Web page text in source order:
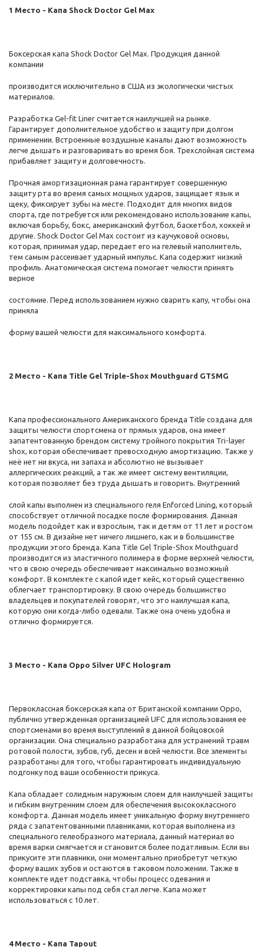
1 Место - Капа Shock Doctor Gel Max
Боксерская капа Shock Doctor Gel Max. Продукция данной
компании
производится исключительно в США из экологически чистых
материалов.
Разработка Gel-fit Liner считается наилучшей на рынке.
Гарантирует дополнительное удобство и защиту при долгом
применении. Встроенные воздушные каналы дают возможность
легче дышать и разговаривать во время боя. Трехслойная система
прибавляет защиту и долговечность.
Прочная амортизационная рама гарантирует совершенную
защиту рта во время самых мощных ударов, защищает язык и
щеку, фиксирует зубы на месте. Подходит для многих видов
спорта, где потребуется или рекомендовано использование капы,
включая борьбу, бокс, американский футбол, баскетбол, хоккей и
другие. Shock Doctor Gel Max состоит из каучуковой основы,
которая, принимая удар, передает его на гелевый наполнитель,
тем самым рассеивает ударный импульс. Капа содержит низкий
профиль. Анатомическая система помогает челюсти принять
верное
состояние. Перед использованием нужно сварить капу, чтобы она
приняла
форму вашей челюсти для максимального комфорта.
2 Место - Капа Title Gel Triple-Shox Mouthguard GTSMG
Капа профессионального Американского бренда Title создана для
защиты челюсти спортсмена от прямых ударов, она имеет
запатентованную брендом систему тройного покрытия Tri-layer
shox, которая обеспечивает превосходную амортизацию. Также у
неё нет ни вкуса, ни запаха и абсолютно не вызывает
аллергических реакций, а так же имеет систему вентиляции,
которая позволяет без труда дышать и говорить. Внутренний
слой капы выполнен из специального геля Enforced Lining, который
способствует отличной посадке после формирования. Данная
модель подойдет как и взрослым, так и детям от 11 лет и ростом
от 155 см. В дизайне нет ничего лишнего, как и в большинстве
продукции этого бренда. Капа Title Gel Triple-Shox Mouthguard
производится из эластичного полимера в форме верхней челюсти,
что в свою очередь обеспечивает максимально возможный
комфорт. В комплекте с капой идет кейс, который существенно
облегчает транспортировку. В свою очередь большинство
владельцев и покупателей говорят, что это наилучшая капа,
которую они когда-либо одевали. Также она очень удобна и
отлично формируется.
3 Место - Капа Oppo Silver UFC Hologram
Первоклассная боксерская капа от Британской компании Oppo,
публично утвержденная организацией UFC для использования ее
спортсменами во время выступлений в данной бойцовской
организации. Она специально разработана для устранений травм
ротовой полости, зубов, губ, десен и всей челюсти. Все элементы
разработаны для того, чтобы гарантировать индивидуальную
подгонку под ваши особенности прикуса.
Капа обладает солидным наружным слоем для наилучшей защиты
и гибким внутренним слоем для обеспечения высококлассного
комфорта. Данная модель имеет уникальную форму внутреннего
ряда с запатентованными плавниками, которая выполнена из
специального гелеобразного материала, данный материал во
время варки смягчается и становится более податливым. Если вы
прикусите эти плавники, они моментально приобретут четкую
форму ваших зубов и остаются в таковом положении. Также в
комплекте идет подставка, чтобы процесс одевания и
корректировки капы под себя стал легче. Капа может
использоваться с 10 лет.
4 Место - Капа Tapout